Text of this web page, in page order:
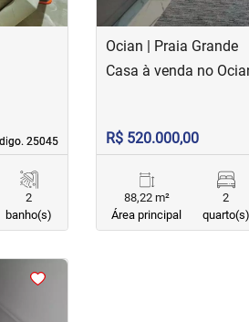
25045
25045
2
banho(s)
Ocian | Praia Grande
Casa à venda no
R$ 520.000,00
88,22 m²
Área principal
2
quarto(s)